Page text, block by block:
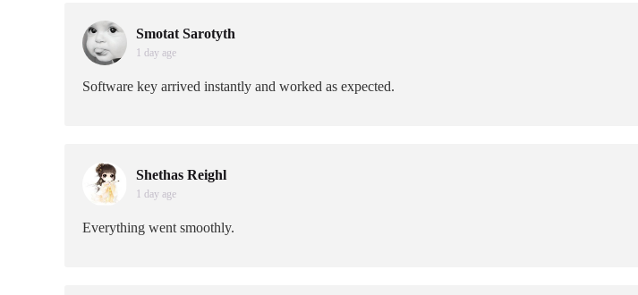
Smotat Sarotyth
1 day age
Software key arrived instantly and worked as expected.
Shethas Reighl
1 day age
Everything went smoothly.